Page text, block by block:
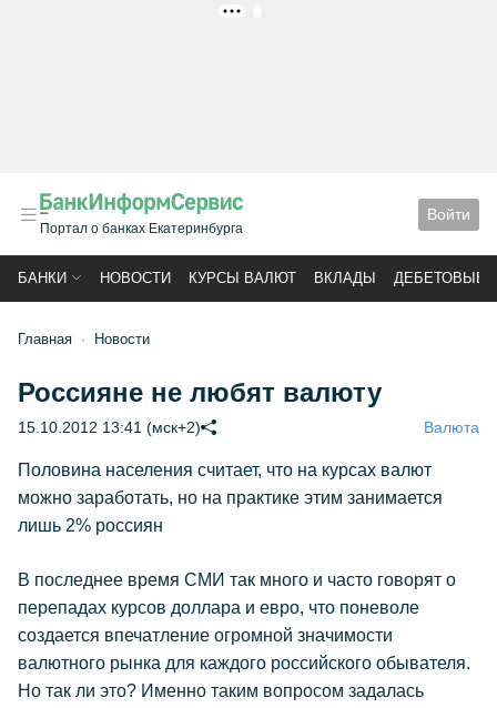
Портал о банках Екатеринбурга
Войти
БАНКИ НОВОСТИ КУРСЫ ВАЛЮТ ВКЛАДЫ ДЕБЕТОВЫЕ
Главная Новости
Россияне не любят валюту
15.10.2012 13:41 (мск+2) Валюта
Половина населения считает, что на курсах валют
можно заработать, но на практике этим занимается
лишь 2% россиян
В последнее время СМИ так много и часто говорят о
перепадах курсов доллара и евро, что поневоле
создается впечатление огромной значимости
валютного рынка для каждого российского обывателя.
Но так ли это? Именно таким вопросом задалась